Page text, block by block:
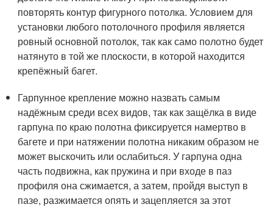
повторять контур фигурного потолка. Условием для
установки любого потолочного профиля является
ровный основной потолок, так как само полотно будет
натянуто в той же плоскости, в которой находится
крепёжный багет.
Гарпунное крепление можно назвать самым
надёжным среди всех видов, так как защёлка в виде
гарпуна по краю полотна фиксируется намертво в
багете и при натяжении полотна никаким образом не
может выскочить или ослабиться. У гарпуна одна
часть подвижна, как пружина и при входе в паз
профиля она сжимается, а затем, пройдя выступ в
пазе, разжимается опять и зацепляется за этот